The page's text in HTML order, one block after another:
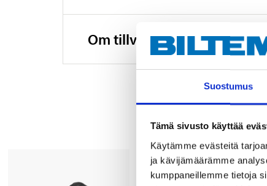
Suostumus
Tämä sivusto käyttää
Käytämme evästeitä
ja kävijämäärämme
kumppaneillemme tietoja
Om tillverkaren